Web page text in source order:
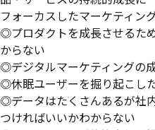
フォーカスしたマーケティン
◎プロダクトを成長させるた
からない
◎デジタルマーケティングの
◎休眠ユーザーを掘り起こし
◎データはたくさんあるが社
つければいいかわからない